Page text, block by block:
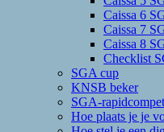
Caissa 6
Caissa 7
Caissa 8
Checklist
SGA cup
KNSB beker
SGA-
Hoe plaats je je